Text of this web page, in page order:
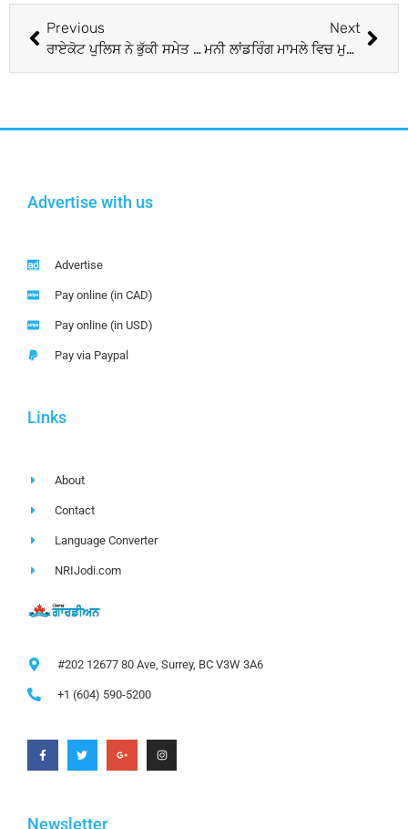
Previous
ਰਾਏਕੋਟ ਪੁਲਿਸ ਨੇ ਭੁੱਕੀ ਸਮੇਤ ਕੀਤਾ ਕਾਬੂ
Next
ਮਨੀ ਲਾਂਡਰਿੰਗ ਮਾਮਲੇ ਵਿਚ ਮੁਲਜ਼ਮ ਸ਼ਰਾਬ ਕਾਰੋਬਾਰੀ ਸਮੀਰ ਮਹਿੰਦਰੂ ਦੀ ਜ਼ਮਾਨਤ ਅਰਜ਼ੀ ਖ਼ਾਰਿਜ
Advertise with us
Advertise
Pay online (in CAD)
Pay online (in USD)
Pay via Paypal
Links
About
Contact
Language Converter
NRIJodi.com
#202 12677 80 Ave, Surrey, BC V3W 3A6
+1 (604) 590-5200
Newsletter